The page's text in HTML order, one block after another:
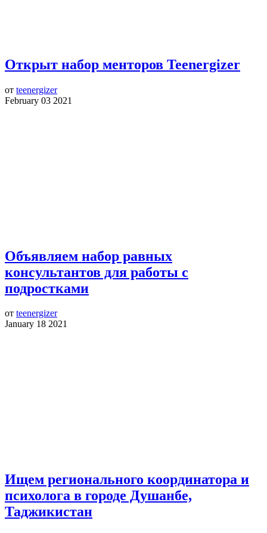
Открыт набор менторов Teenergizer
от teenergizer
February 03 2021
Объявляем набор равных
консультантов для работы с
подростками
от teenergizer
January 18 2021
Ищем регионального координатора и
психолога в городе Душанбе,
Таджикистан